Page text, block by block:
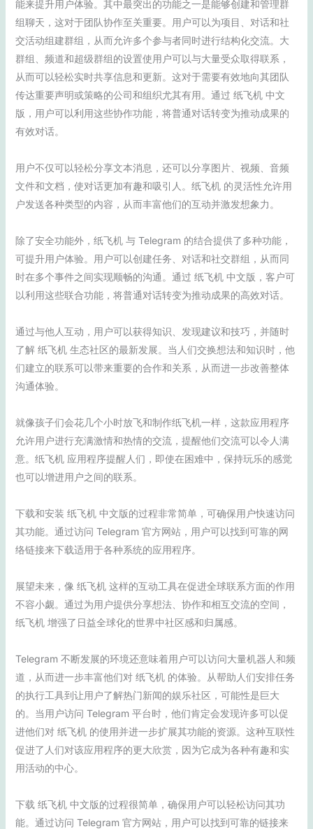
能来提升用户体验。其中最突出的功能之一是能够创建和管理群
组聊天，这对于团队协作至关重要。用户可以为项目、对话和社
交活动组建群组，从而允许多个参与者同时进行结构化交流。大
群组、频道和超级群组的设置使用户可以与大量受众取得联系，
从而可以轻松实时共享信息和更新。这对于需要有效地向其团队
传达重要声明或策略的公司和组织尤其有用。通过 纸飞机 中文
版，用户可以利用这些协作功能，将普通对话转变为推动成果的
有效对话。
用户不仅可以轻松分享文本消息，还可以分享图片、视频、音频
文件和文档，使对话更加有趣和吸引人。纸飞机 的灵活性允许用
户发送各种类型的内容，从而丰富他们的互动并激发想象力。
除了安全功能外，纸飞机 与 Telegram 的结合提供了多种功能，
可提升用户体验。用户可以创建任务、对话和社交群组，从而同
时在多个事件之间实现顺畅的沟通。通过 纸飞机 中文版，客户可
以利用这些联合功能，将普通对话转变为推动成果的高效对话。
通过与他人互动，用户可以获得知识、发现建议和技巧，并随时
了解 纸飞机 生态社区的最新发展。当人们交换想法和知识时，他
们建立的联系可以带来重要的合作和关系，从而进一步改善整体
沟通体验。
就像孩子们会花几个小时放飞和制作纸飞机一样，这款应用程序
允许用户进行充满激情和热情的交流，提醒他们交流可以令人满
意。纸飞机 应用程序提醒人们，即使在困难中，保持玩乐的感觉
也可以增进用户之间的联系。
下载和安装 纸飞机 中文版的过程非常简单，可确保用户快速访问
其功能。通过访问 Telegram 官方网站，用户可以找到可靠的网
络链接来下载适用于各种系统的应用程序。
展望未来，像 纸飞机 这样的互动工具在促进全球联系方面的作用
不容小觑。通过为用户提供分享想法、协作和相互交流的空间，
纸飞机 增强了日益全球化的世界中社区感和归属感。
Telegram 不断发展的环境还意味着用户可以访问大量机器人和频
道，从而进一步丰富他们对 纸飞机 的体验。从帮助人们安排任务
的执行工具到让用户了解热门新闻的娱乐社区，可能性是巨大
的。当用户访问 Telegram 平台时，他们肯定会发现许多可以促
进他们对 纸飞机 的使用并进一步扩展其功能的资源。这种互联性
促进了人们对该应用程序的更大欣赏，因为它成为各种有趣和实
用活动的中心。
下载 纸飞机 中文版的过程很简单，确保用户可以轻松访问其功
能。通过访问 Telegram 官方网站，用户可以找到可靠的链接来